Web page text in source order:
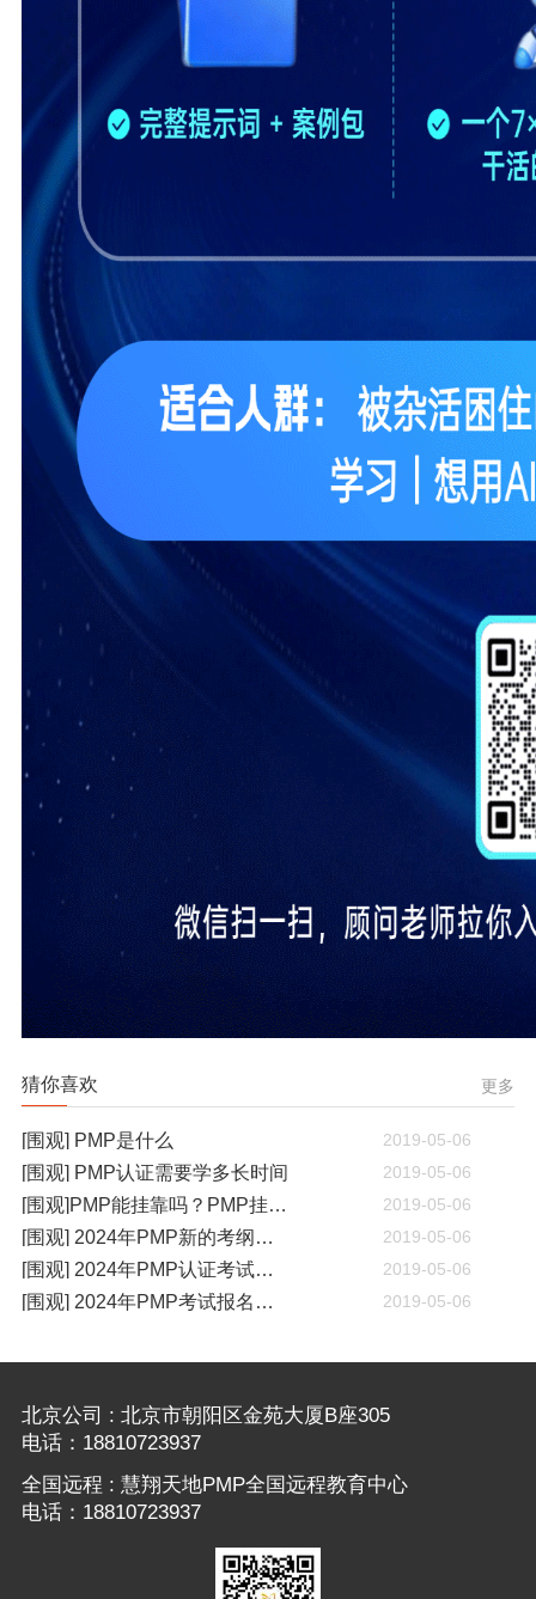
猜你喜欢 更多
[围观] PMP是什么 2019-05-06
[围观] PMP认证需要学多长时间 2019-05-06
[围观]PMP能挂靠吗？PMP挂靠一年多少钱 2019-05-06
[围观] 2024年PMP新的考纲有哪些变化 2019-05-06
[围观] 2024年PMP认证考试什么时候开考 2019-05-06
[围观] 2024年PMP考试报名通知 2019-05-06
北京公司 : 北京市朝阳区金苑大厦B座305
电话：18810723937
全国远程 : 慧翔天地PMP全国远程教育中心
电话：18810723937